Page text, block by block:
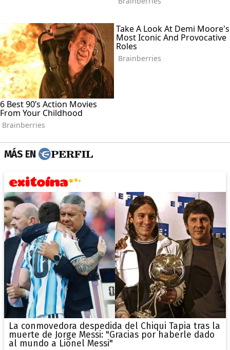
MÁS EN
La conmovedora despedida del Chiqui Tapia tras la
muerte de Jorge Messi: "Gracias por haberle dado
al mundo a Lionel Messi"